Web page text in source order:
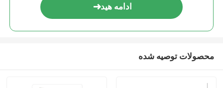
ادامه هید
محصولات توصیه شده